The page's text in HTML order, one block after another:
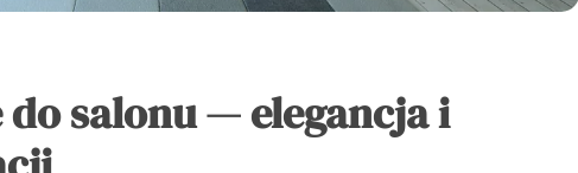
do salonu — elegancja i